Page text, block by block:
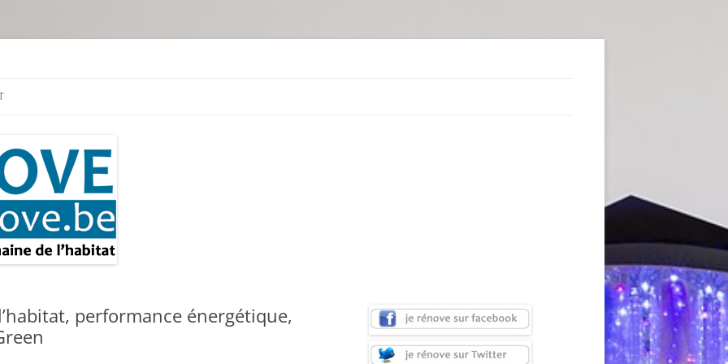
performance énergétique,